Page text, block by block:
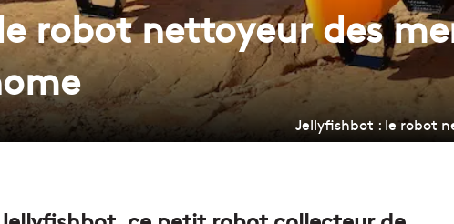
robot nettoyeur des
Jellyfishbot : le robot